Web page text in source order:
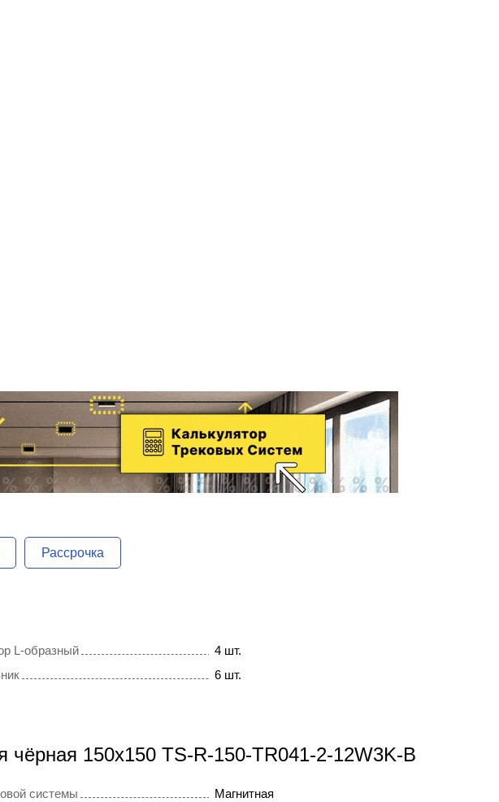
Рассрочка
L-образный
4 шт.
6 шт.
чёрная 150x150 TS-R-150-TR041-2-12W3K-B
системы
Магнитная